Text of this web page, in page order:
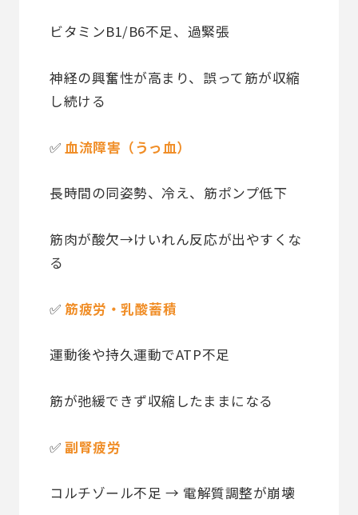
ビタミンB1/B6不足、過緊張
神経の興奮性が高まり、誤って筋が収縮
し続ける
✅ 血流障害（うっ血）
長時間の同姿勢、冷え、筋ポンプ低下
筋肉が酸欠→けいれん反応が出やすくな
る
✅筋疲労・乳酸蓄積
運動後や持久運動でATP不足
筋が弛緩できず収縮したままになる
✅副腎疲労
コルチゾール不足 → 電解質調整が崩壊